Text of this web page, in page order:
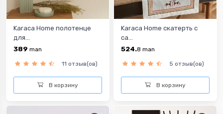
Karaca Home полотенце
для...
389 man
11 отзыв(ов)
В корзину
Karaca Home скатерть с
са...
524.8 man
5 отзыв(ов)
В корзину